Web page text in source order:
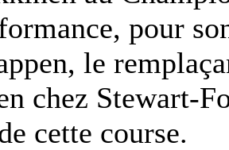
pour
le
chez Stewart-
cette course.